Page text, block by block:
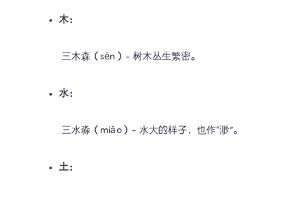
木：
三木森（sēn）- 树木丛生繁密。
水：
三水淼（miǎo）- 水大的样子，也作“渺”。
土：